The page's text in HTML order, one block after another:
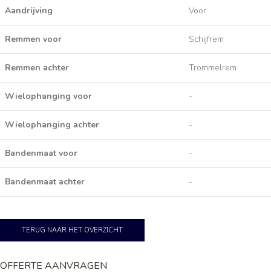
Aandrijving Voor
Remmen voor Schijfrem
Remmen achter Trommelrem
Wielophanging voor -
Wielophanging achter -
Bandenmaat voor -
Bandenmaat achter -
TERUG NAAR HET OVERZICHT
OFFERTE AANVRAGEN